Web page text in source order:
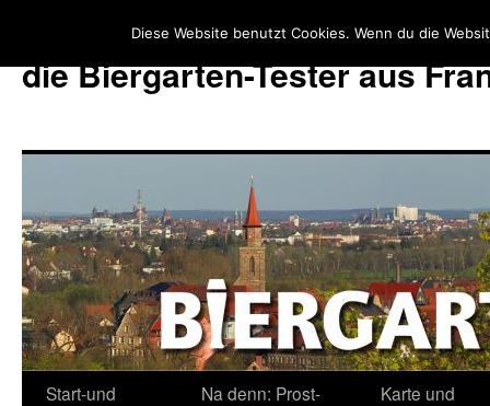
die Biergarten-Tester aus
Zum
Start-und
Na denn: Prost-
Karte und
Diese Website benutzt Cookies. Wenn du die